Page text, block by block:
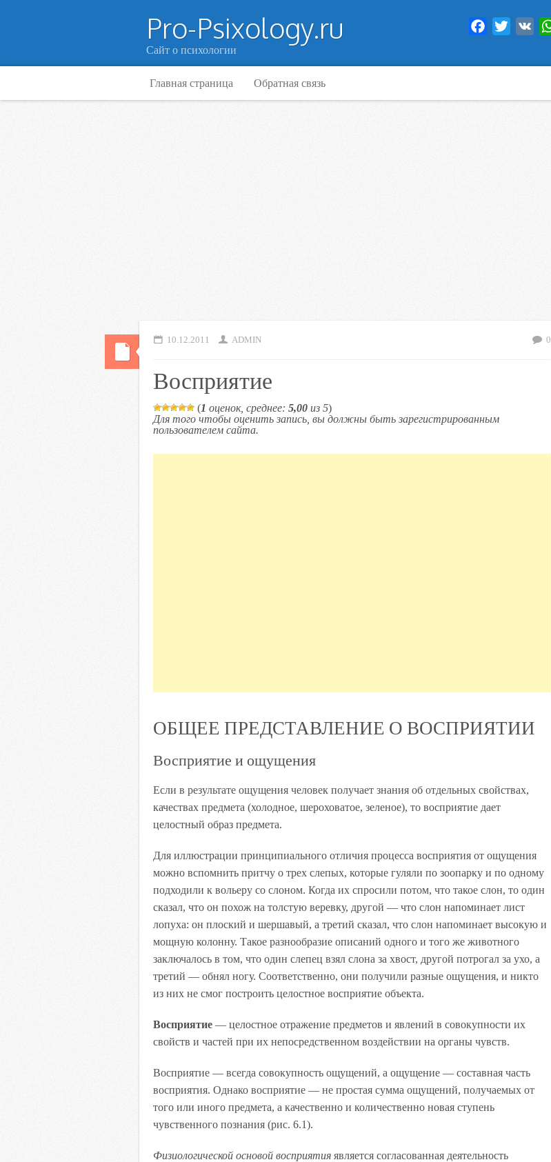
Pro-Psixology.ru
Сайт о психологии
Facebook
Twitter VK
Главная страница Обратная связь
10.12.2011 ADMIN 0
Восприятие
(1 оценок, среднее: 5,00 из 5)
Для того чтобы оценить запись, вы должны быть зарегистрированным
пользователем сайта.
ОБЩЕЕ ПРЕДСТАВЛЕНИЕ О ВОСПРИЯТИИ
Восприятие и ощущения
Если в результате ощущения человек получает знания об отдельных свойствах,
качествах предмета (холодное, шероховатое, зеленое), то восприятие дает
целостный образ предмета.
Для иллюстрации принципиального отличия процесса восприятия от ощущения
можно вспомнить притчу о трех слепых, которые гуляли по зоопарку и по одному
подходили к вольеру со слоном. Когда их спросили потом, что такое слон, то один
сказал, что он похож на толстую веревку, другой — что слон напоминает лист
лопуха: он плоский и шершавый, а третий сказал, что слон напоминает высокую и
мощную колонну. Такое разнообразие описаний одного и того же животного
заключалось в том, что один слепец взял слона за хвост, другой потрогал за ухо, а
третий — обнял ногу. Соответственно, они получили разные ощущения, и никто
из них не смог построить целостное восприятие объекта.
Восприятие — целостное отражение предметов и явлений в совокупности их
свойств и частей при их непосредственном воздействии на органы чувств.
Восприятие — всегда совокупность ощущений, а ощущение — составная часть
восприятия. Однако восприятие — не простая сумма ощущений, получаемых от
того или иного предмета, а качественно и количественно новая ступень
чувственного познания (рис. 6.1).
Физиологической основой восприятия является согласованная деятельность